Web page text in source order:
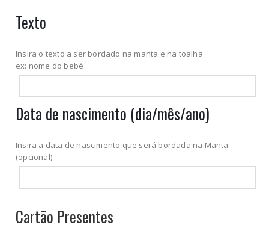
Texto
Insira o texto a ser bordado na manta e na toalha
ex: nome do bebê
Data de nascimento (dia/mês/ano)
Insira a data de nascimento que será bordada na Manta
(opcional)
Cartão Presentes